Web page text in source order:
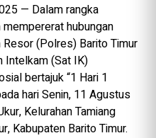
— Dalam rangka
hubungan
(Polres) Barito Timur
Intelkam (Sat IK)
bertajuk “1 Hari 1
hari Senin, 11 Agustus
Kelurahan Tamiang
Kabupaten Barito Timur.